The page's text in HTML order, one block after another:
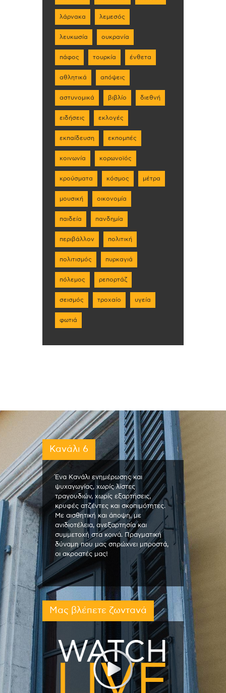
λάρνακα λεμεσός
λευκωσία ουκρανία
πάφος τουρκία ένθετα
αθλητικά απόψεις
αστυνομικά βιβλίο διεθνή
ειδήσεις εκλογές
εκπαίδευση εκπομπές
κοινωνία κορωνοϊός
κρούσματα κόσμος μέτρα
μουσική οικονομία
παιδεία πανδημία
περιβάλλον πολιτική
πολιτισμός πυρκαγιά
πόλεμος ρεπορτάζ
σεισμός τροχαίο υγεία
φωτιά
Κανάλι 6
Ένα Κανάλι ενημέρωσης και
ψυχαγωγίας, χωρίς λίστες
τραγουδιών, χωρίς εξαρτήσεις,
κρυφές ατζέντες και σκοπιμότητες.
Με αισθητική και άποψη, με
ανιδιοτέλεια, ανεξαρτησία και
συμμετοχή στα κοινά. Πραγματική
δύναμη που μας σπρώχνει μπροστά,
οι ακροατές μας!
Μας βλέπετε ζωντανά